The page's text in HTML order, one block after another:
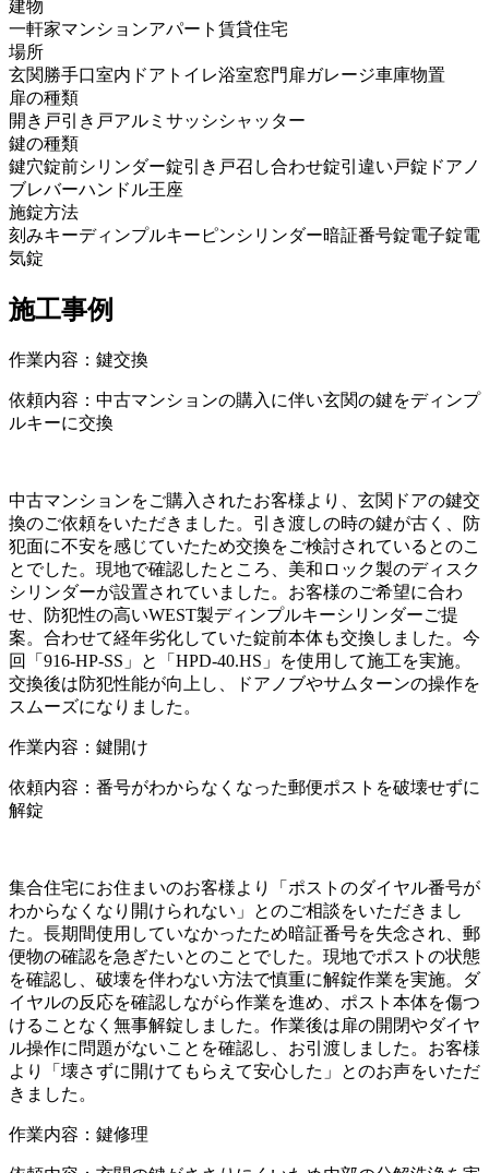
建物
一軒家マンションアパート 賃貸住宅
場所
玄関勝手口室内ドア トイレ浴室窓門扉ガレージ車庫物置
扉の種類
開き戸引き戸アルミサッシシャッター
鍵の種類
鍵穴錠前シリンダー錠引き戸召し合わせ錠引違い戸錠 ドアノ
ブレバーハンドル王座
施錠方法
刻みキーディンプルキー ピンシリンダー暗証番号錠電子錠電
気錠
施工事例
作業内容： 鍵交換
依頼内容：中古マンションの購入に伴い玄関の鍵をディンプ
ルキーに交換
中古マンションをご購入されたお客様より、玄関ドアの鍵交
換のご依頼をいただきました。引き渡しの時の鍵が古く、防
犯面に不安を感じていたため交換をご検討されているとのこ
とでした。現地で確認したところ、美和ロック製のディスク
シリンダーが設置されていました。お客様のご希望に合わ
せ、防犯性の高いWEST製ディンプルキーシリンダーご提
案。合わせて経年劣化していた錠前本体も交換しました。今
回「916-HP-SS」と「HPD-40.HS」を使用して施工を実施。
交換後は防犯性能が向上し、ドアノブやサムターンの操作を
スムーズになりました。
作業内容： 鍵開け
依頼内容：番号がわからなくなった郵便ポストを破壊せずに
解錠
集合住宅にお住まいのお客様より「ポストのダイヤル番号が
わからなくなり開けられない」とのご相談をいただきまし
た。長期間使用していなかったため暗証番号を失念され、郵
便物の確認を急ぎたいとのことでした。現地でポストの状態
を確認し、破壊を伴わない方法で慎重に解錠作業を実施。ダ
イヤルの反応を確認しながら作業を進め、ポスト本体を傷つ
けることなく無事解錠しました。作業後は扉の開閉やダイヤ
ル操作に問題がないことを確認し、お引渡しました。お客様
より「壊さずに開けてもらえて安心した」とのお声をいただ
きました。
作業内容： 鍵修理